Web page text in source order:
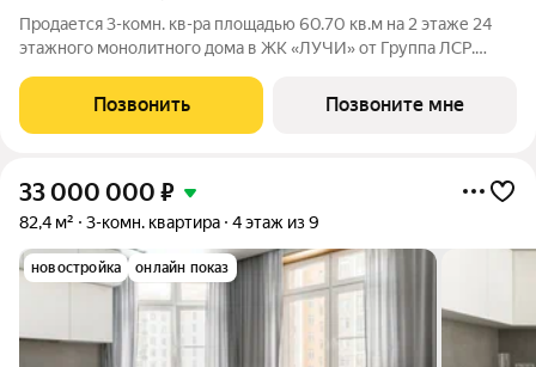
Продается 3-комн. кв-ра площадью 60.70 кв.м на 2 этаже 24
этажного монолитного дома в ЖК «ЛУЧИ» от Группа ЛСР.
самых зелёных и благоприятных для жизни районов столицы
Солнцево, который
Позвонить Позвоните мне
33 000 000 ₽
82,4 м² 3-комн. квартира 4 этаж из 9
новостройка онлайн показ